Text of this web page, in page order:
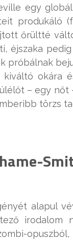
egy
őrültté
éjszaka
próbálnak
okára
– egy nőt
törzs
alapul
opuszból,